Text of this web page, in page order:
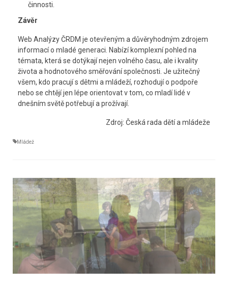
činnosti.
Závěr
Web Analýzy ČRDM je otevřeným a důvěryhodným zdrojem
informací o mladé generaci. Nabízí komplexní pohled na
témata, která se dotýkají nejen volného času, ale i kvality
života a hodnotového směřování společnosti. Je užitečný
všem, kdo pracují s dětmi a mládeží, rozhodují o podpoře
nebo se chtějí jen lépe orientovat v tom, co mladí lidé v
dnešním světě potřebují a prožívají.
Zdroj: Česká rada dětí a mládeže
Mládež